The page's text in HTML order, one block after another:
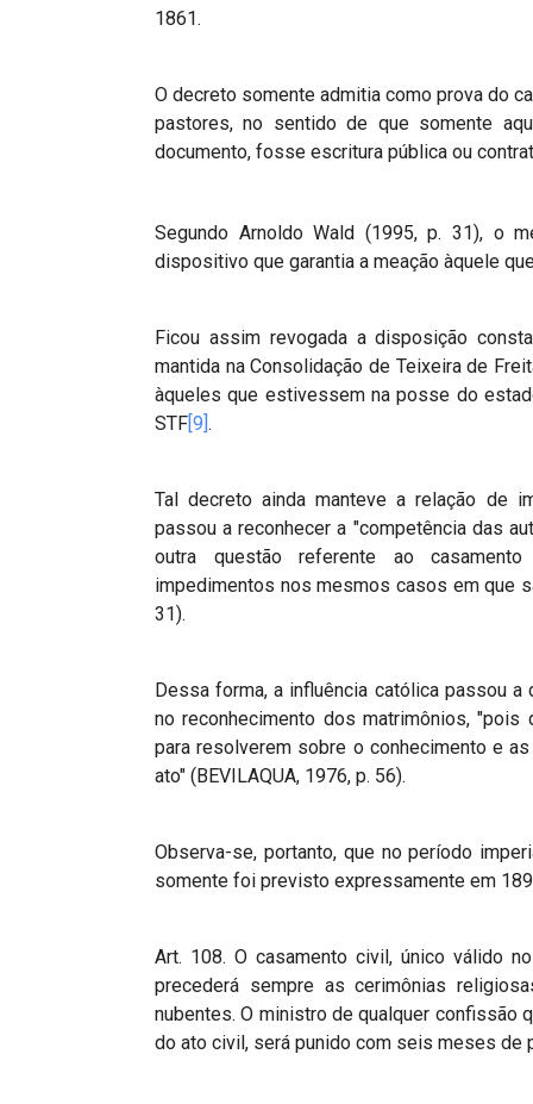
1861.
O decreto somente admitia como prova do
pastores, no sentido de que somente
documento, fosse escritura pública ou
Segundo Arnoldo Wald (1995, p. 31), o
dispositivo que garantia a meação àquele
Ficou assim revogada a disposição
mantida na Consolidação de Teixeira de
àqueles que estivessem na posse do
STF[9].
Tal decreto ainda manteve a relação de
passou a reconhecer a "competência das
outra questão referente ao
impedimentos nos mesmos casos em que
31).
Dessa forma, a influência católica passou
no reconhecimento dos matrimônios,
para resolverem sobre o conhecimento e
ato" (BEVILAQUA, 1976, p. 56).
Observa-se, portanto, que no período
somente foi previsto expressamente em
Art. 108. O casamento civil, único válido
precederá sempre as cerimônias
nubentes. O ministro de qualquer confissão
do ato civil, será punido com seis meses de